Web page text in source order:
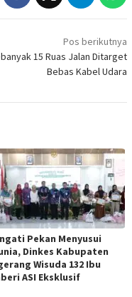
Pos berikutnya
15 Ruas Jalan Ditarget
Bebas Kabel Udara
Pekan Menyusui
Dinkes Kabupaten
Wisuda 132 Ibu
ASI Eksklusif